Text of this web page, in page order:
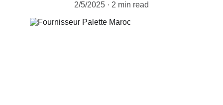
2/5/2025
2 min read